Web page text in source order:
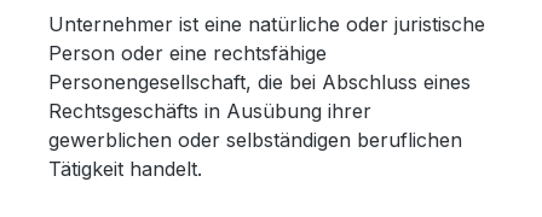
Unternehmer ist eine natürliche oder juristische
Person oder eine rechtsfähige
Personengesellschaft, die bei Abschluss eines
Rechtsgeschäfts in Ausübung ihrer
gewerblichen oder selbständigen beruflichen
Tätigkeit handelt.